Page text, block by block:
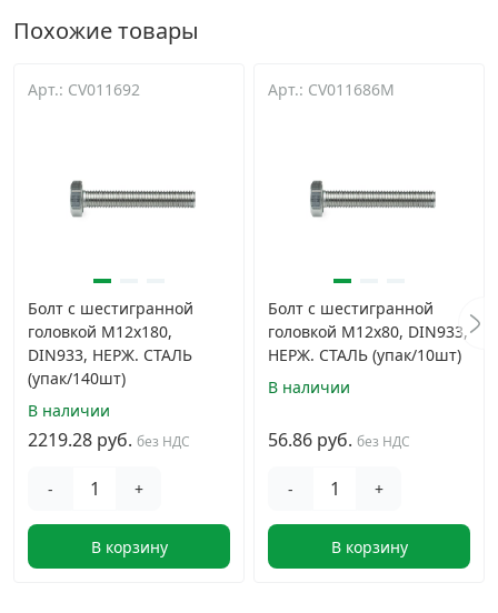
Похожие товары
Арт.: CV011692
Болт с шестигранной
головкой M12х180,
DIN933, НЕРЖ. СТАЛЬ
(упак/140шт)
В наличии
2219.28 руб. без НДС
- +
В корзину
Арт.: CV011686M
Болт с шестигранной
головкой M12х80, DIN933,
НЕРЖ. СТАЛЬ (упак/10шт)
В наличии
56.86 руб. без НДС
- +
В корзину